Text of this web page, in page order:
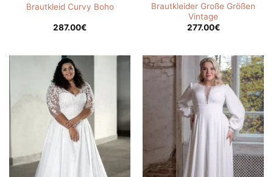
Brautkleid Curvy Boho
287.00€
Brautkleider Große Größen
Vintage
277.00€